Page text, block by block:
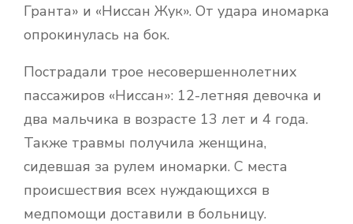
Гранта» и «Ниссан Жук». От удара иномарка
опрокинулась на бок.
Пострадали трое несовершеннолетних
пассажиров «Ниссан»: 12-летняя девочка и
два мальчика в возрасте 13 лет и 4 года.
Также травмы получила женщина,
сидевшая за рулем иномарки. С места
происшествия всех нуждающихся в
медпомощи доставили в больницу.